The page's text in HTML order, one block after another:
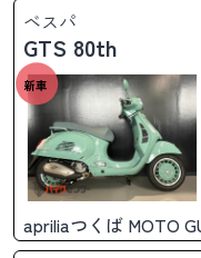
ベスパ
GTS 80th
新車
apriliaつくば MOTO